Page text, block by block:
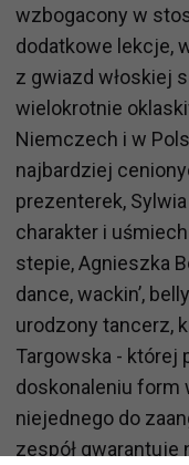
wzbogacony w
dodatkowe lekcje,
z gwiazd włoskiej
wielokrotnie
Niemczech i w
najbardziej
prezenterek,
charakter i
stepie, Agnieszka
dance, wackin’,
urodzony tancerz,
Targowska - której
doskonaleniu form
niejednego do
zespół gwarantuje